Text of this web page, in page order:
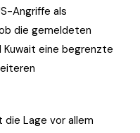
Angriffe als
die gemeldeten
Kuwait eine begrenzte
die Lage vor allem